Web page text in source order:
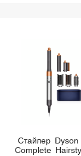
Стайлер Dyson
Complete